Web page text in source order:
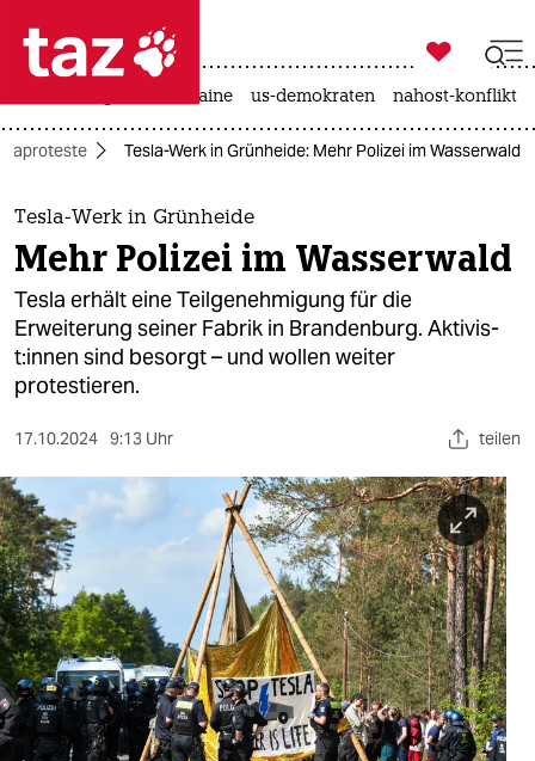
 taz zahl ich
taz zahl ich
themen
politik
öko
gesellschaft
kultur
sport
berlin
nord
wahrheit
verlag
verlag

taz zahl ich
krieg in der ukraine us-demokraten nahost-konflikt
Tesla-Werk in Grünheide: Mehr Polizei im Wasserwald
Tesla-Werk in Grünheide
Mehr Polizei im Wasserwald
Tesla erhält eine Teilgenehmigung für die
Erweiterung seiner Fabrik in Brandenburg. Ak­ti­vis­
t:in­nen sind besorgt – und wollen weiter
protestieren.
17.10.2024 9:13 Uhr teilen